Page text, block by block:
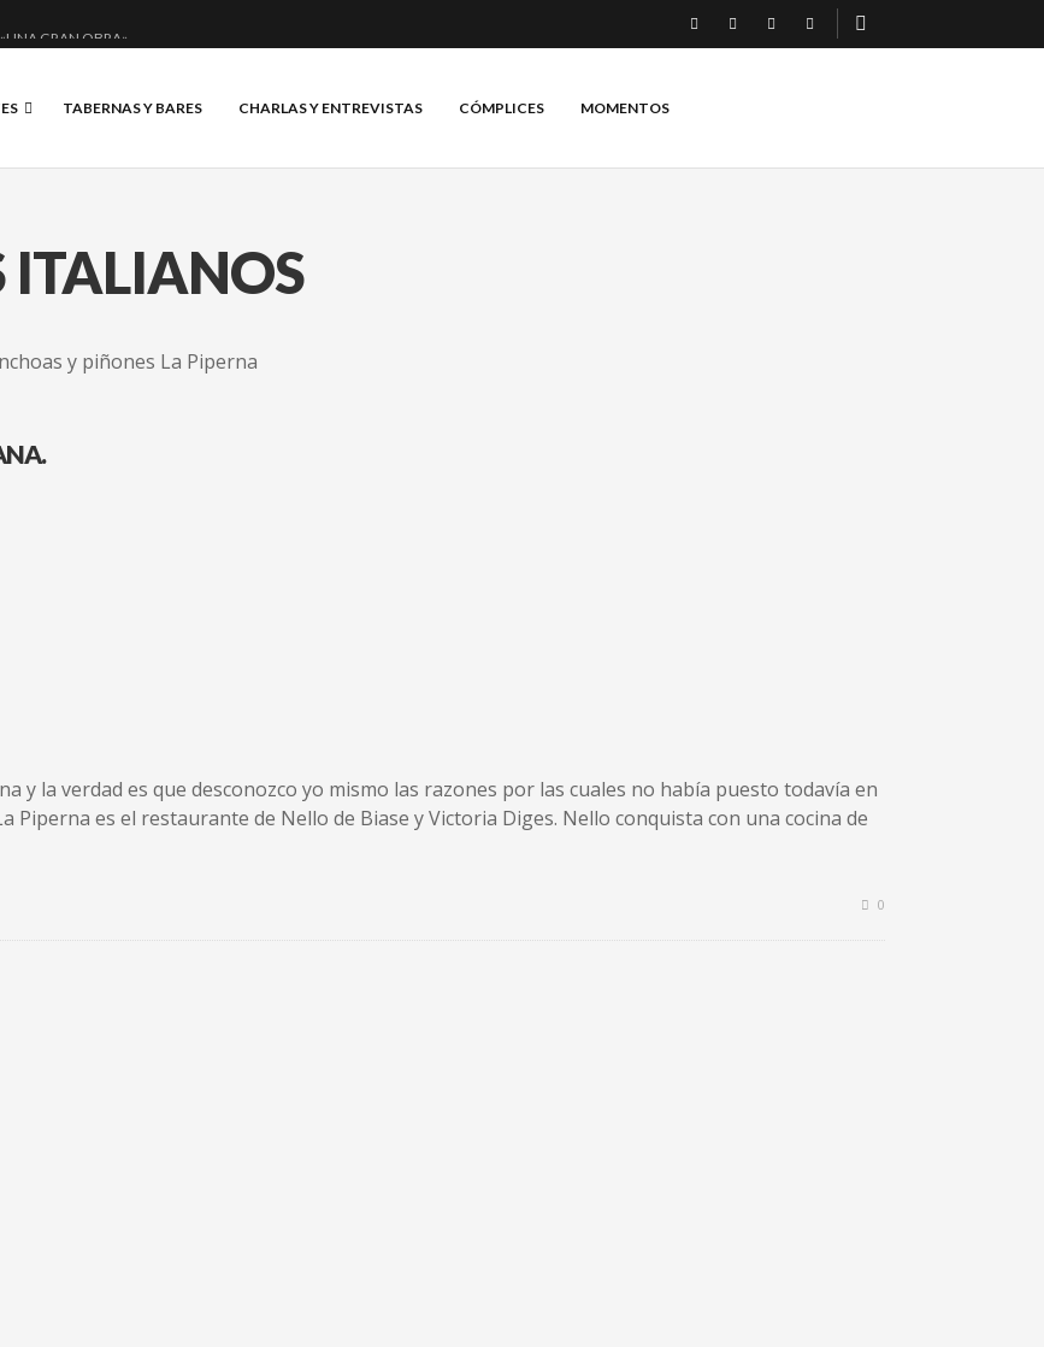
GRAN OBRA»
Y BRASAS.
TABERNAS Y BARES CHARLAS Y ENTREVISTAS CÓMPLICES MOMENTOS
ITALIANOS
y la verdad es que desconozco yo mismo las razones por las cuales no había puesto todavía en
Piperna es el restaurante de Nello de Biase y Victoria Diges. Nello conquista con una cocina de
0